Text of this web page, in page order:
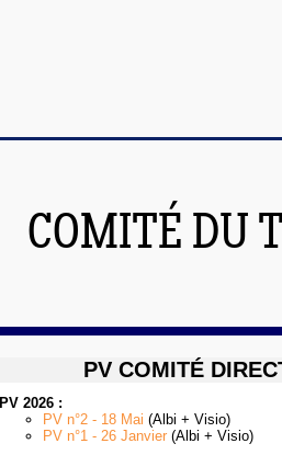
COMITÉ DU
PV COMITÉ
PV 2026 :
PV n°2 - 18 Mai (Albi + Visio)
PV n°1 - 26 Janvier (Albi + Visio)